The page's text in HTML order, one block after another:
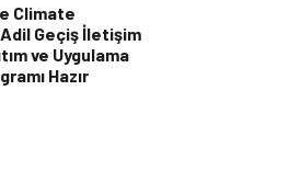
Climate
Geçiş İletişim
ve Uygulama
Hazır